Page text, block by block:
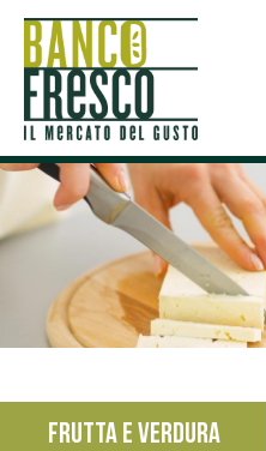
FRUTTA E VERDURA